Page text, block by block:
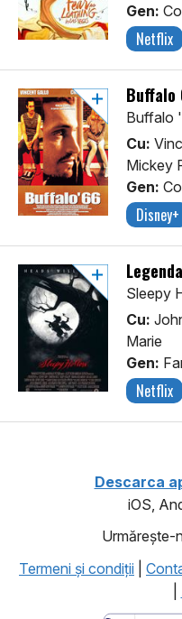
Gen:
Netflix
Buffalo
Buffalo
Cu:
Mickey
Gen:
Disney+
Sleepy
Cu:
Marie
Gen:
Netflix
Descarca
iOS,
Urmăreşte-
Termeni şi condiţii